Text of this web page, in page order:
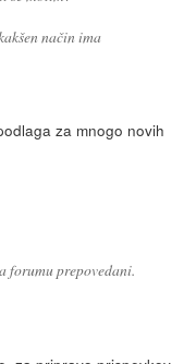
način ima
za mnogo novih
forumu prepovedani.